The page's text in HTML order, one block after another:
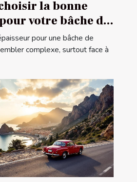
la bonne
votre bâche de
pour une bâche de
complexe, surtout face à